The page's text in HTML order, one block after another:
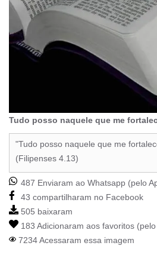
Tudo posso naquele que me
"Tudo posso naquele que me
(Filipenses 4.13)
487 Enviaram ao Whatsapp (pelo
43 compartilharam no Facebook
505 baixaram
183 Adicionaram aos favoritos (pelo
7234 Acessaram essa imagem